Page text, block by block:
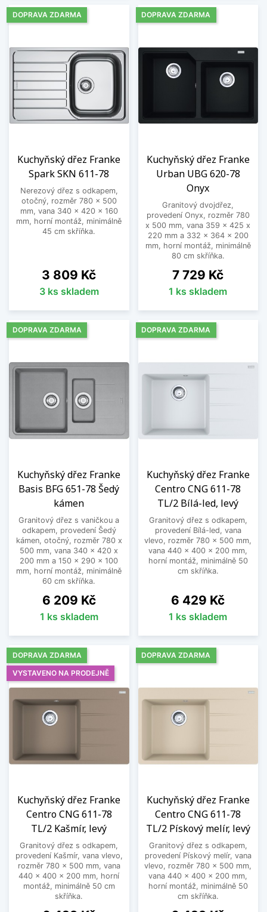
Kuchyňský dřez Franke
Spark SKN 611-78
Nerezový dřez s odkapem,
otočný, rozměr 780 x 500
mm, vana 340 x 420 x 160
mm, horní montáž, minimálně
45 cm skříňka.
Cena
3 809 Kč
3 ks skladem
DOPRAVA ZDARMA
Kuchyňský dřez Franke
Urban UBG 620-78
Onyx
Granitový dvojdřez,
provedení Onyx, rozměr 780
x 500 mm, vana 359 x 425 x
220 mm a 332 x 364 x 200
mm, horní montáž, minimálně
80 cm skříňka.
Cena
7 729 Kč
1 ks skladem
DOPRAVA ZDARMA
Kuchyňský dřez Franke
Basis BFG 651-78 Šedý
kámen
Granitový dřez s vaničkou a
odkapem, provedení Šedý
kámen, otočný, rozměr 780 x
500 mm, vana 340 x 420 x
200 mm a 150 x 290 x 100
mm, horní montáž, minimálně
60 cm skříňka.
Cena
6 209 Kč
1 ks skladem
DOPRAVA ZDARMA
Kuchyňský dřez Franke
Centro CNG 611-78
TL/2 Bílá-led, levý
Granitový dřez s odkapem,
provedení Bílá-led, vana
vlevo, rozměr 780 x 500 mm,
vana 440 x 400 x 200 mm,
horní montáž, minimálně 50
cm skříňka.
Cena
6 429 Kč
1 ks skladem
DOPRAVA ZDARMA
Kuchyňský dřez Franke
Centro CNG 611-78
TL/2 Kašmír, levý
Granitový dřez s odkapem,
provedení Kašmír, vana vlevo,
rozměr 780 x 500 mm, vana
440 x 400 x 200 mm, horní
montáž, minimálně 50 cm
skříňka.
DOPRAVA ZDARMA
VYSTAVENO NA PRODEJNĚ
Kuchyňský dřez Franke
Centro CNG 611-78
TL/2 Pískový melír, levý
Granitový dřez s odkapem,
provedení Pískový melír, vana
vlevo, rozměr 780 x 500 mm,
vana 440 x 400 x 200 mm,
horní montáž, minimálně 50
cm skříňka.
DOPRAVA ZDARMA